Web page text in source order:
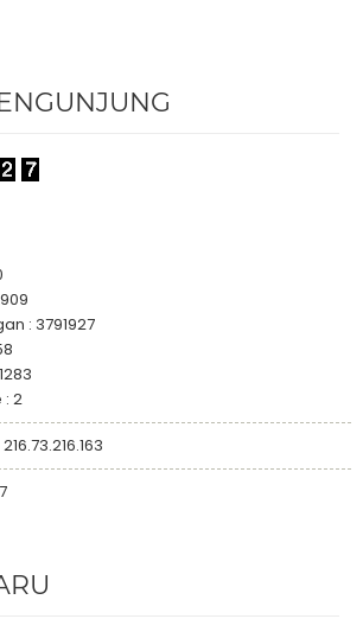
: 3791927
: 2